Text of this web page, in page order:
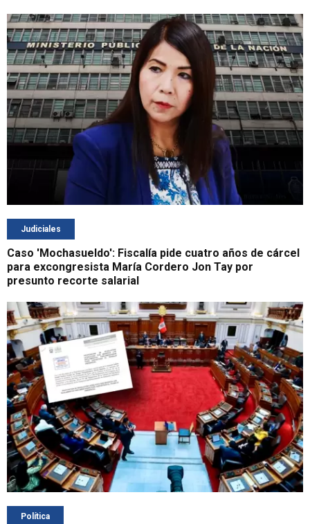
Judiciales
Caso 'Mochasueldo': Fiscalía pide cuatro años de cárcel
para excongresista María Cordero Jon Tay por
presunto recorte salarial
Política